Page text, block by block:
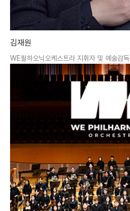
김재원
WE필하오닉오케스트라 지휘자 및 예술감독